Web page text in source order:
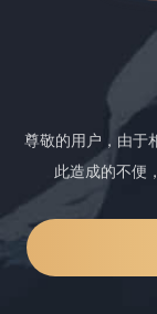
尊敬的用户，由于
此造成的不便